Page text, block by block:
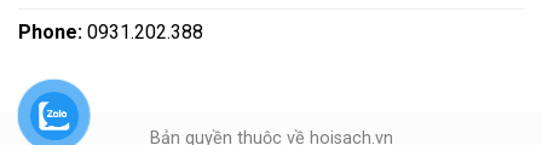
Phone: 0931.202.388
Bản quyền thuộc về hoisach.vn